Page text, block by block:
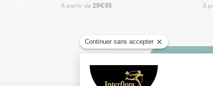
À partir de 29€95 À
Faire livrer des